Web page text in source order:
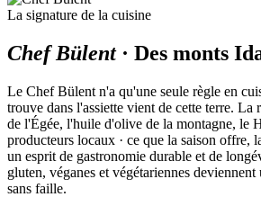
La signature de la cuisine
Chef Bülent· Des monts
Le Chef Bülent n'a qu'une seule règle en
trouve dans l'assiette vient de cette terre. La
de l'Égée, l'huile d'olive de la montagne, le
producteurs locaux · ce que la saison offre,
un esprit de gastronomie durable et de
gluten, véganes et végétariennes
sans faille.